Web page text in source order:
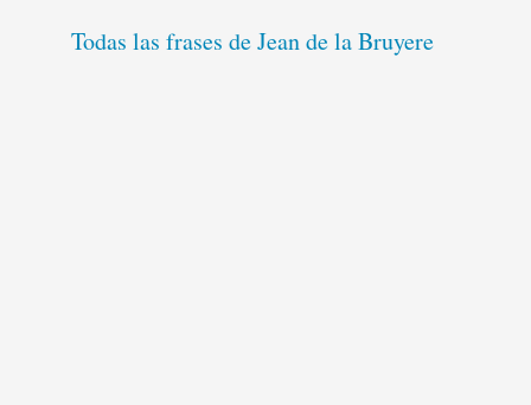
Todas las frases de Jean de la Bruyere